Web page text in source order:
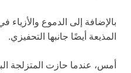
بالإضافة إلى الدموع والأزياء
المذيعة أيضًا جانبها التحفيزي.
أمس، عندما حازت المتزلجة